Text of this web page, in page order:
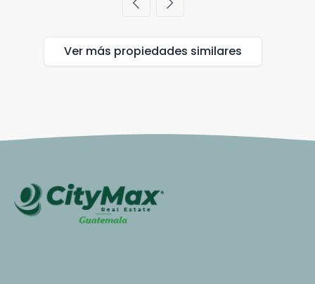
Ver más propiedades similares